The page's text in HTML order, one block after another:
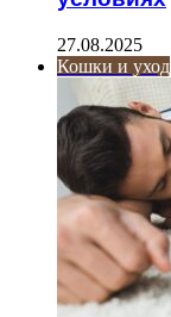
27.08.2025
Кошки и уход